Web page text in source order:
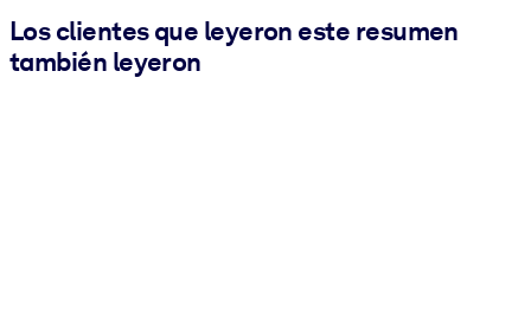
Los clientes que leyeron este resumen
también leyeron